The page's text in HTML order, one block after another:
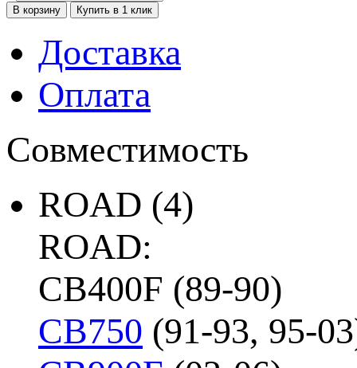
Доставка
Оплата
Совместимость
ROAD (4)
ROAD:
CB400F (89-90)
CB750 (91-93, 95-